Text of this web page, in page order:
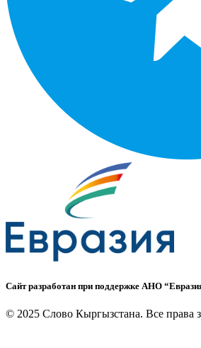
Сайт разработан при поддержке АНО
© 2025 Слово Кыргызстана. Все